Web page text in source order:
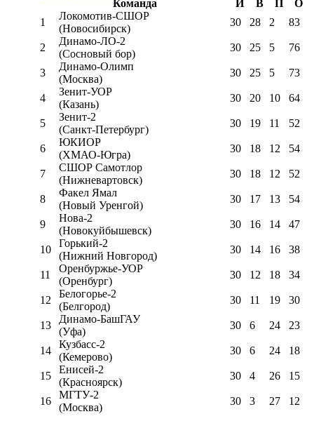
Команда
И В П
О
1
Локомотив-CШОР
(Новосибирск)
30 28 2 83
2
Динамо-ЛО-2
(Сосновый бор)
30 25 5 76
3
Динамо-Олимп
(Москва)
30 25 5 73
4
Зенит-УОР
(Казань)
30 20 10 64
5
Зенит-2
(Санкт-Петербург)
30 19 11 52
6
ЮКИОР
(ХМАО-Югра)
30 18 12 54
7
СШОР Самотлор
(Нижневартовск)
30 18 12 52
8
Факел Ямал
(Новый Уренгой)
30 17 13 54
9
Нова-2
(Новокуйбышевск)
30 16 14 47
10
Горький-2
(Нижний Новгород)
30 14 16 38
11
Оренбуржье-УОР
(Оренбург)
30 12 18 34
12
Белогорье-2
(Белгород)
30 11 19 30
13
Динамо-БашГАУ
(Уфа)
30 6 24 23
14
Кузбасс-2
(Кемерово)
30 6 24 18
15
Енисей-2
(Красноярск)
30 4 26 15
16
МГТУ-2
(Москва)
30 3 27 12